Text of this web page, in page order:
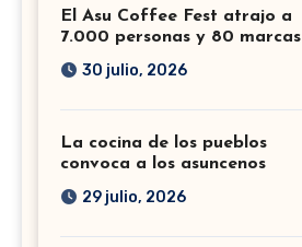
El Asu Coffee Fest atrajo a
7.000 personas y 80 marcas
30 julio, 2026
La cocina de los pueblos
convoca a los asuncenos
29 julio, 2026